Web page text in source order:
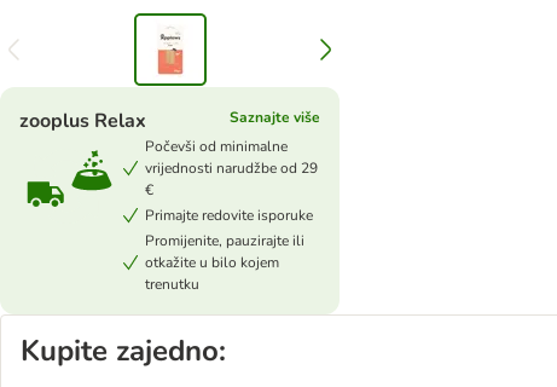
zooplus Relax
Saznajte više
Počevši od minimalne
vrijednosti narudžbe od 29
€
Primajte redovite isporuke
Promijenite, pauzirajte ili
otkažite u bilo kojem
trenutku
Kupite zajedno: